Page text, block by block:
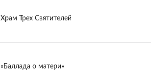
Храм Трех Святителей
«Баллада о матери»